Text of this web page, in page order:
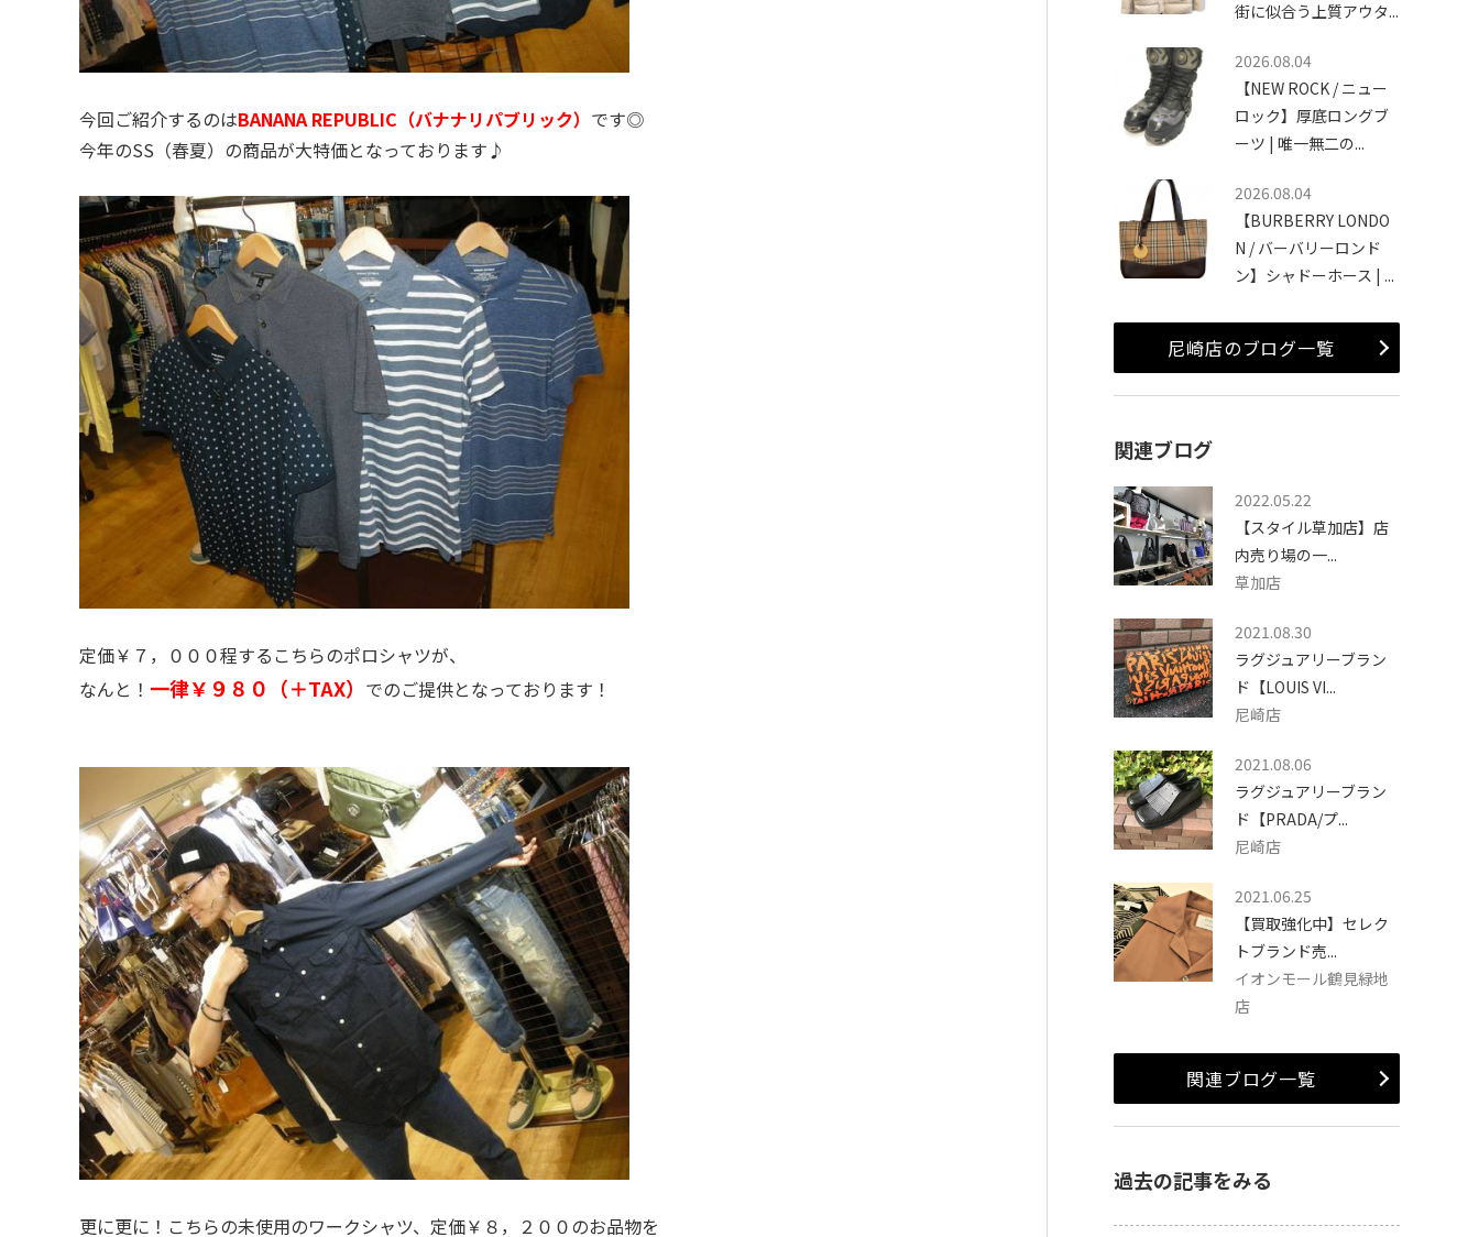
今回ご紹介するのはBANANA REPUBLIC（バナナリパブリック） です◎
今年のSS（春夏）の商品が大特価となっております♪
定価￥７，０００程するこちらのポロシャツが、
なんと！ 一律￥９８０（＋TAX） でのご提供となっております！
更に更に！こちらの未使用のワークシャツ、定価￥８，２００のお品物を
街に似合う上質アウタ...
2026.08.04
【NEW ROCK / ニュー
ロック】厚底ロングブ
ーツ | 唯一無二の...
2026.08.04
【BURBERRY LONDO
N / バーバリーロンド
ン】シャドーホース | ...
尼崎店のブログ一覧
関連ブログ
2022.05.22
【スタイル草加店】店
内売り場の一...
草加店
2021.08.30
ラグジュアリーブラン
ド【LOUIS VI...
尼崎店
2021.08.06
ラグジュアリーブラン
ド【PRADA/プ...
尼崎店
2021.06.25
【買取強化中】セレク
トブランド売...
イオンモール鶴見緑地
店
関連ブログ一覧
過去の記事をみる